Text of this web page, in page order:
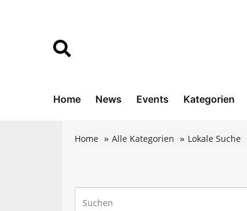
Home News Events Kategorien
Home Alle Kategorien Lokale Suche